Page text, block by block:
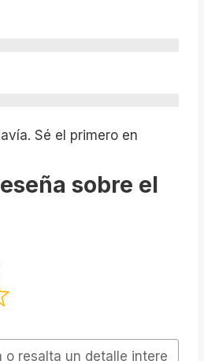
Sé el primero en
sobre el